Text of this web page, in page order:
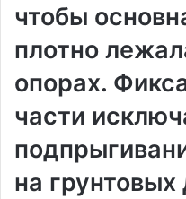
чтобы
плотно
опорах.
части
на грунтовых